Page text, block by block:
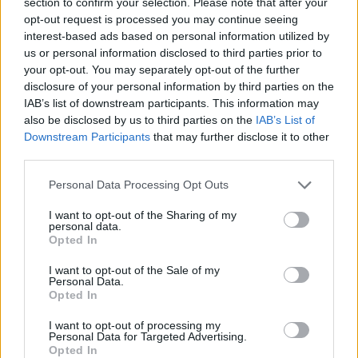
opt-out request is processed you may continue seeing
interest-based ads based on personal information utilized by
us or personal information disclosed to third parties prior to
your opt-out. You may separately opt-out of the further
disclosure of your personal information by third parties on the
IAB’s list of downstream participants. This information may
also be disclosed by us to third parties on the IAB’s List of
Downstream Participants that may further disclose it to other
Personal Data Processing Opt Outs
I want to opt-out of the Sharing of my
personal data.
Opted In
I want to opt-out of the Sale of my
Personal Data.
Opted In
I want to opt-out of processing my
Personal Data for Targeted Advertising.
Opted In
Pratiquer l’éco-conduite au
quotidien
L’éco-conduite n’est pas réservée aux experts ou aux
conducteurs de voitures hybrides ! Chacun peut
adopter ces réflexes :
chauffer le moteur longtemps avant de partir.
Coupez le moteur à l’arrêt: à un feu ou en
attente de plus d’une minute, cela évite de brûler
Utilisez le frein moteur
: en descente, levez le
pied de l’accélérateur et laissez la voiture ralentir
en restant en prise plutôt que de freiner.
Adaptez votre conduite à la route